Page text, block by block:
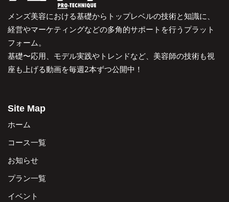
メンズ美容における基礎からトップレベルの技術と知識に、
経営やマーケティングなどの多角的サポートを行うプラット
フォーム。
基礎〜応用、モデル実践やトレンドなど、美容師の技術も視
座も上げる動画を毎週2本ずつ公開中！
Site Map
ホーム
コース一覧
お知らせ
プラン一覧
イベント